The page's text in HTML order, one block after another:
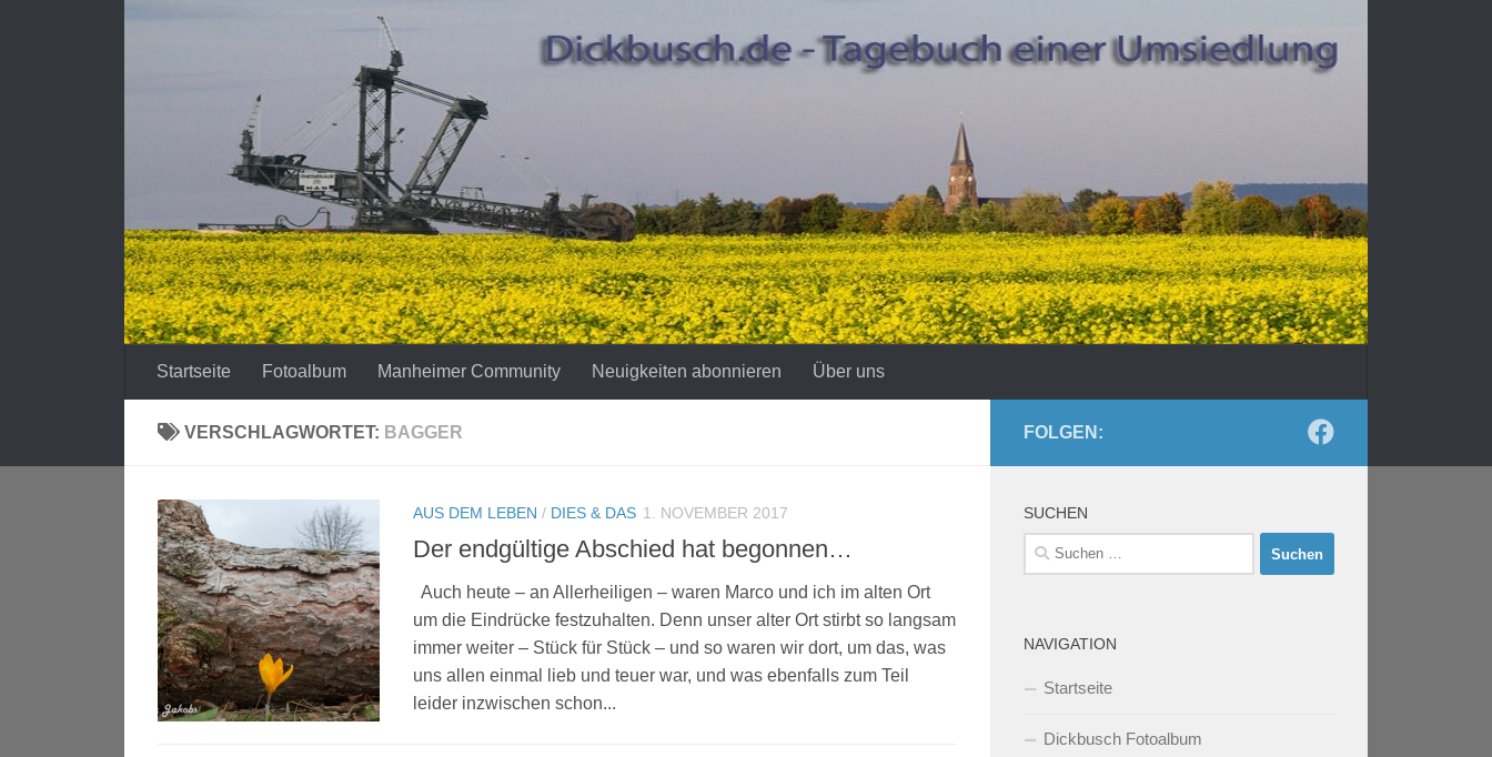
Startseite Fotoalbum Manheimer Community Neuigkeiten abonnieren Über uns
VERSCHLAGWORTET: BAGGER
AUS DEM LEBEN / DIES & DAS 1. NOVEMBER 2017
Der endgültige Abschied hat begonnen…
Auch heute – an Allerheiligen – waren Marco und ich im alten Ort
um die Eindrücke festzuhalten. Denn unser alter Ort stirbt so langsam
immer weiter – Stück für Stück – und so waren wir dort, um das, was
uns allen einmal lieb und teuer war, und was ebenfalls zum Teil
leider inzwischen schon...
FOLGEN:
SUCHEN
Suchen
nach:
NAVIGATION
Startseite
Dickbusch Fotoalbum